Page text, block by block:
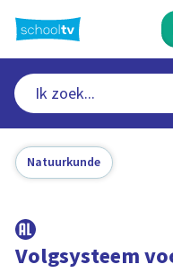
naar
hoofdinhoud
Natuurkunde
Volgsysteem